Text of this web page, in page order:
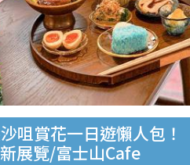
咀賞花一日遊懶人包！
展覽/富士山Cafe